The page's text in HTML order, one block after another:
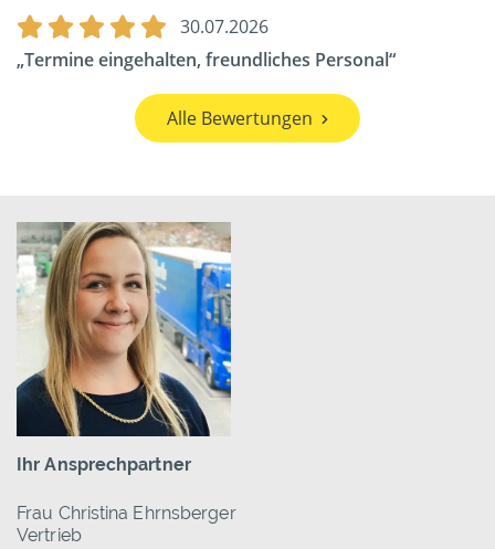
30.07.2026
Termine eingehalten, freundliches Personal
Alle Bewertungen
Ihr Ansprechpartner
Frau Christina Ehrnsberger
Vertrieb